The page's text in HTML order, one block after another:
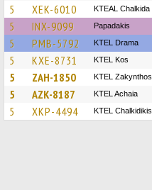
5 XEK-6010 KTEAL Chalkida
5 INX-9099 Papadakis
5 PMB-5792 KTEL Drama
5 KXE-8731 KTEL Kos
5 ZAH-1850 KTEL Zakynthos
5 AZK-8187 KTEL Achaia
5 XKP-4494 ΚΤΕL Chalkidikis